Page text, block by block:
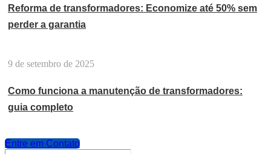
Reforma de transformadores: Economize até 50% sem
perder a garantia
9 de setembro de 2025
Como funciona a manutenção de transformadores:
guia completo
Entre em Contato